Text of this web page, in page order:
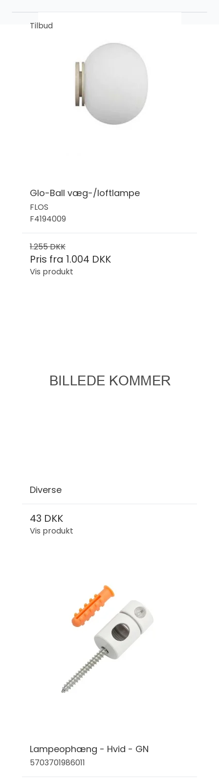
Tilbud
Glo-Ball væg-/loftlampe
FLOS
F4194009
1.255 DKK
Pris fra 1.004 DKK
Vis produkt
Diverse
43 DKK
Vis produkt
Lampeophæng - Hvid - GN
5703701986011